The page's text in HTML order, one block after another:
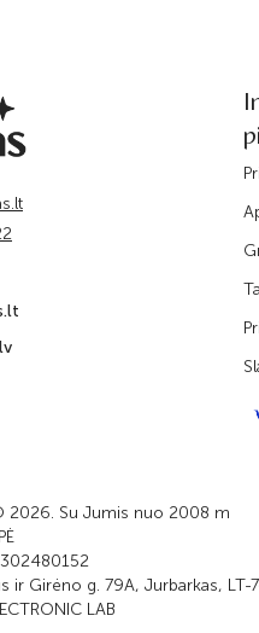
2026. Su Jumis nuo 2008 m
ir Girėno g. 79A, Jurbarkas, LT-
LAB